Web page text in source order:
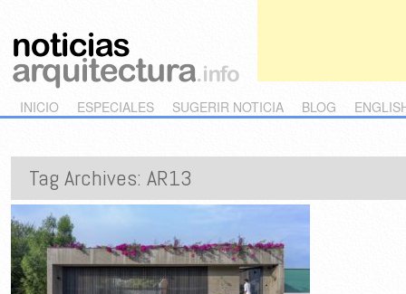
Main menu
Skip to primary content
Skip to secondary content
INICIO ESPECIALES SUGERIR NOTICIA BLOG
Tag Archives: AR13